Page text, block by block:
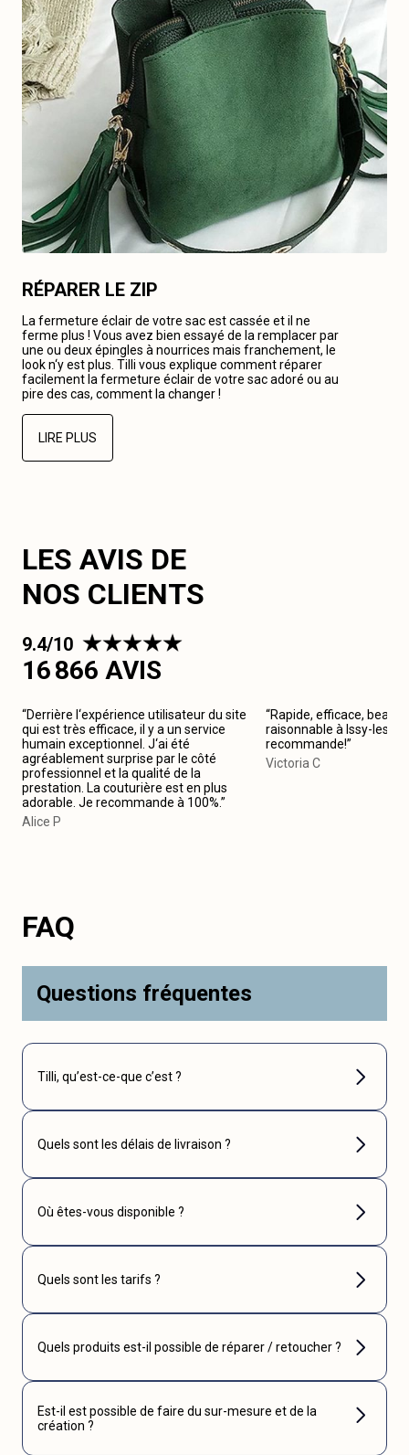
RÉPARER LE ZIP
La fermeture éclair de votre sac est cassée et il ne
ferme plus ! Vous avez bien essayé de la remplacer par
une ou deux épingles à nourrices mais franchement, le
look n‘y est plus. Tilli vous explique comment réparer
facilement la fermeture éclair de votre sac adoré ou au
pire des cas, comment la changer !
LIRE PLUS
LES AVIS DE
NOS CLIENTS
9.4/10
16 866 AVIS
“Derrière l‘expérience utilisateur du site
qui est très efficace, il y a un service
humain exceptionnel. J‘ai été
agréablement surprise par le côté
professionnel et la qualité de la
prestation. La couturière est en plus
adorable. Je recommande à 100%.”
Alice P
“Rapide, efficace, beau
raisonnable à Issy-les-
recommande!”
Victoria C
FAQ
Questions fréquentes
Tilli, qu’est-ce-que c’est ?
Quels sont les délais de livraison ?
Où êtes-vous disponible ?
Quels sont les tarifs ?
Quels produits est-il possible de réparer / retoucher ?
Est-il est possible de faire du sur-mesure et de la
création ?